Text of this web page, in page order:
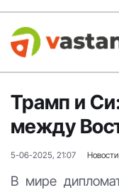
Трамп и
между
5-06-2025, 21:07
В мире